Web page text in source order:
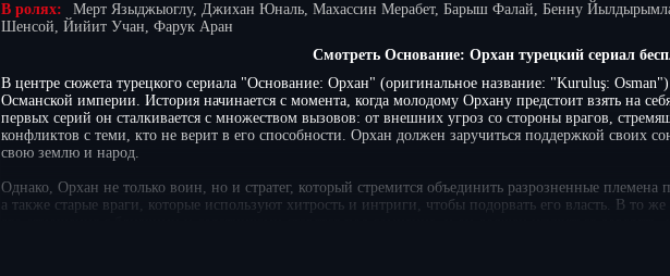
В ролях:
Мерт Языджыоглу, Джихан Юналь, Махассин Мерабет, Барыш Фалай, Бенну
Шенсой, Йийит Учан, Фарук Аран
Смотреть Основание: Орхан турецкий сериал
В центре сюжета турецкого сериала "Основание: Орхан" (оригинальное название: "Kuruluş:
Османской империи. История начинается с момента, когда молодому Орхану предстоит взять на
первых серий он сталкивается с множеством вызовов: от внешних угроз со стороны врагов,
конфликтов с теми, кто не верит в его способности. Орхан должен заручиться поддержкой своих
свою землю и народ.
Однако, Орхан не только воин, но и стратег, который стремится объединить разрозненные
а также старые враги, которые используют хитрость и интриги, чтобы подорвать его власть. В то